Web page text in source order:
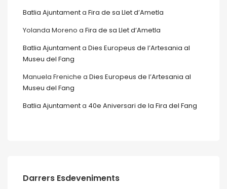
Batlia Ajuntamenta Fira de sa Llet d’Ametla
Yolanda Moreno a Fira de sa Llet d’Ametla
Batlia Ajuntamenta Dies Europeus de l’Artesania al
Museu del Fang
Manuela Freniche a Dies Europeus de l’Artesania al
Museu del Fang
Batlia Ajuntamenta 40e Aniversari de la Fira del Fang
Darrers Esdeveniments